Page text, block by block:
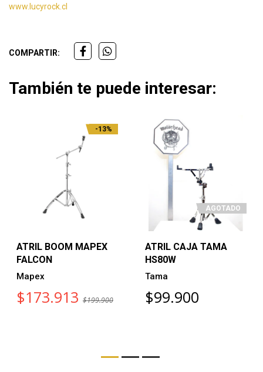
www.lucyrock.cl
COMPARTIR:
También te puede interesar:
-13%
ATRIL BOOM MAPEX
FALCON
Mapex
$173.913 $199.900
AGOTADO
ATRIL CAJA TAMA
HS80W
Tama
$99.900